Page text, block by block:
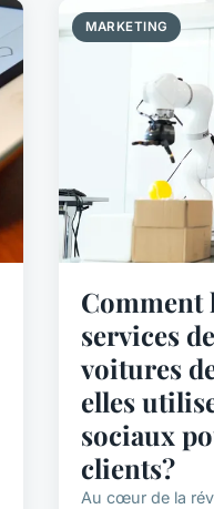
MARKETING
Comment
services
voitures
elles
sociaux
clients?
Au cœur de la